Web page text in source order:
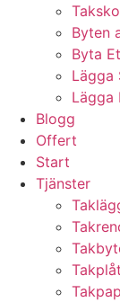
Byten
Byta
Lägga
Lägga
Blogg
Offert
Start
Tjänster